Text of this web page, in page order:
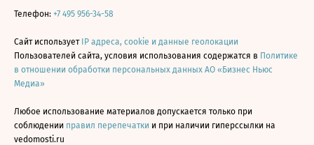
Телефон: +7 495 956-34-58
Сайт использует IP адреса, cookie и данные геолокации
Пользователей сайта, условия использования содержатся в Политике
в отношении обработки персональных данных АО «Бизнес Ньюс
Медиа»
Любое использование материалов допускается только при
соблюдении правил перепечатки и при наличии гиперссылки на
vedomosti.ru